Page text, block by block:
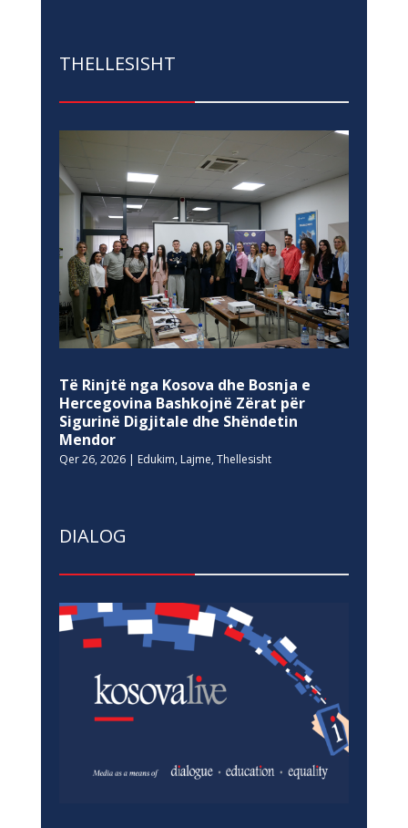
THELLESISHT
Të Rinjtë nga Kosova dhe Bosnja e
Hercegovina Bashkojnë Zërat për
Sigurinë Digjitale dhe Shëndetin
Mendor
Qer 26, 2026| Edukim, Lajme, Thellesisht
DIALOG